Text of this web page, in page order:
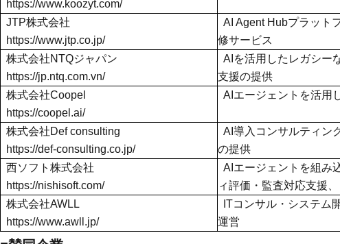
https://www.koozyt.com/
JTP株式会社
https://www.jtp.co.jp/
AI Agent Hubプラット
修サービス
株式会社NTQジャパン
https://jp.ntq.com.vn/
AIを活用したレガシー
支援の提供
株式会社Coopel
https://coopel.ai/
AIエージェントを活用
株式会社Def consulting
https://def-consulting.co.jp/
AI導入コンサルティン
の提供
西ソフト株式会社
https://nishisoft.com/
AIエージェントを組み
ィ評価・監査対応支援
株式会社AWLL
https://www.awll.jp/
ITコンサル・システム
運営